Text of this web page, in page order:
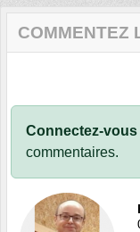
COMMENTEZ
Connectez-vous
commentaires.